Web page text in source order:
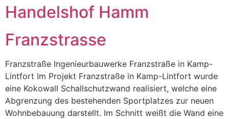
Handelshof Hamm
Franzstrasse
Franzstraße Ingenieurbauwerke Franzstraße in Kamp-
Lintfort Im Projekt Franzstraße in Kamp-Lintfort wurde
eine Kokowall Schallschutzwand realisiert, welche eine
Abgrenzung des bestehenden Sportplatzes zur neuen
Wohnbebauung darstellt. Im Schnitt weißt die Wand eine